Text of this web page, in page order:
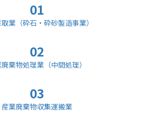
01
業（砕石・砕砂製造事業）
02
棄物処理業（中間処理）
03
産業廃棄物収集運搬業